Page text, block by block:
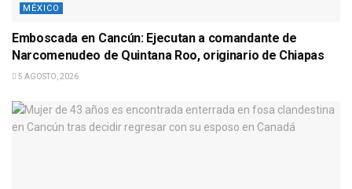
MÉXICO
Emboscada en Cancún: Ejecutan a comandante de
Narcomenudeo de Quintana Roo, originario de Chiapas
5 AGOSTO, 2026